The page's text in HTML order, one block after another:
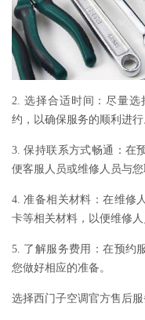
2. 选择合适时间：尽量
约，以确保服务的顺利进行
3. 保持联系方式畅通：在
便客服人员或维修人员与您
4. 准备相关材料：在维修
卡等相关材料，以便维修人
5. 了解服务费用：在预约
您做好相应的准备。
选择西门子空调官方售后